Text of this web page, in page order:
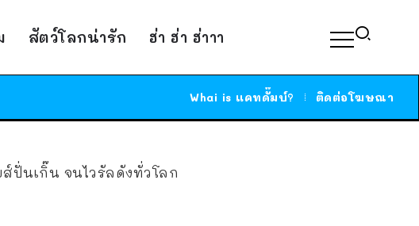
สัตว์โลกน่ารัก ฮ่า ฮ่า ฮ่าาา
Whai is แคทดั๊มบ์? ติดต่อโฆษณา
ส์ปั่นเกิ๊น จนไวรัลดังทั่วโลก